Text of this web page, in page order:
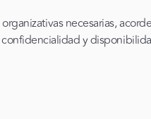
necesarias,
y